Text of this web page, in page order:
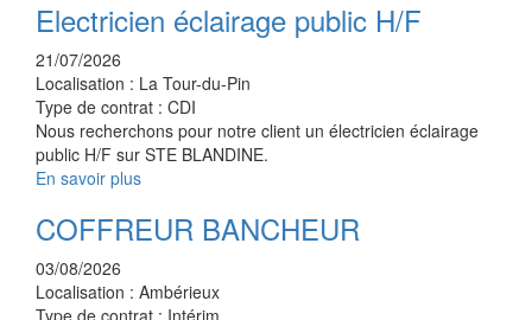
Electricien éclairage public H/F
21/07/2026
Localisation : La Tour-du-Pin
Type de contrat : CDI
Nous recherchons pour notre client un électricien éclairage
public H/F sur STE BLANDINE.
En savoir plus
COFFREUR BANCHEUR
03/08/2026
Localisation : Ambérieux
Type de contrat : Intérim